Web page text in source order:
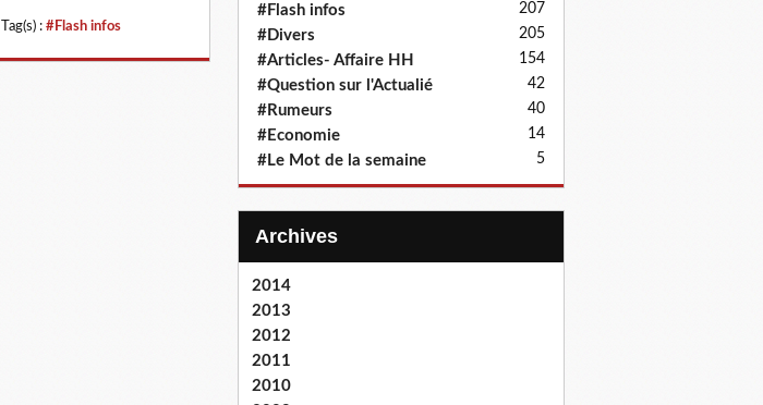
Tag(s) : #Flash infos
#Flash infos 207
#Divers 205
#Articles- Affaire HH 154
#Question sur l'Actualié 42
#Rumeurs 40
#Economie 14
#Le Mot de la semaine 5
Archives
2014
2013
2012
2011
2010